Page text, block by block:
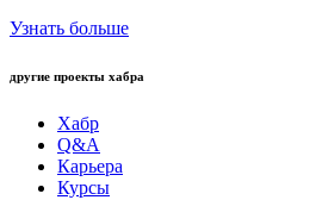
Узнать больше
другие проекты хабра
Хабр
Q&A
Карьера
Курсы